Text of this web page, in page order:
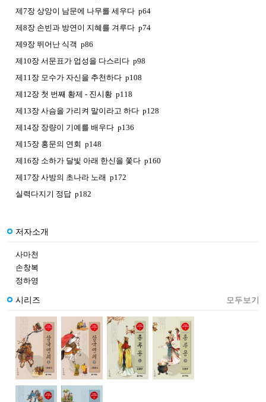
제7장 상앙이 남문에 나무를 세우다 p64
제8장 손빈과 방연이 지혜를 겨루다 p74
제9장 뛰어난 식객 p86
제10장 서문표가 업성을 다스리다 p98
제11장 모수가 자신을 추천하다 p108
제12장 첫 번째 황제 - 진시황 p118
제13장 사슴을 가리켜 말이라고 하다 p128
제14장 장량이 기예를 배우다 p136
제15장 홍문의 연회 p148
제16장 소하가 달빛 아래 한신을 쫓다 p160
제17장 사방의 초나라 노래 p172
실력다지기 정답 p182
저자소개
사마천
손창복
정하영
시리즈 모두보기